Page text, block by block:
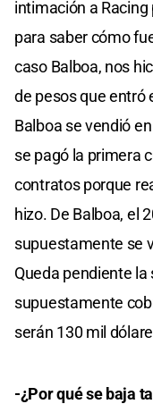
intimación a
para saber cómo
caso Balboa, nos
de pesos que entró
Balboa se vendió
se pagó la primera
contratos porque
hizo. De Balboa, el
supuestamente se
Queda pendiente la
supuestamente
serán 130 mil
-¿Por qué se baja